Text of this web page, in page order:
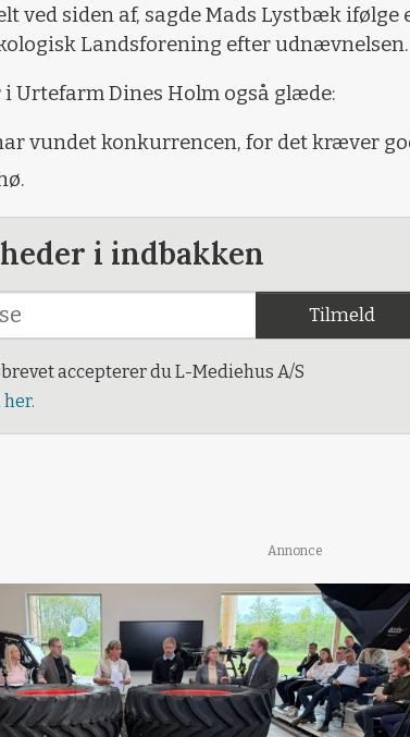
ved siden af, sagde Mads Lystbæk ifølge
Landsforening efter udnævnelsen.
Urtefarm Dines Holm også glæde:
vundet konkurrencen, for det kræver
i indbakken
Tilmeld
accepterer du L-Mediehus A/S
Annonce